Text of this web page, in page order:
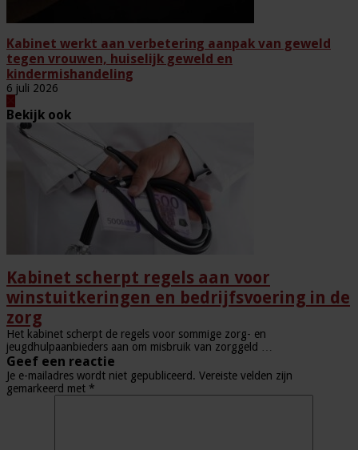
Kabinet werkt aan verbetering aanpak van geweld
tegen vrouwen, huiselijk geweld en
kindermishandeling
6 juli 2026
Bekijk ook
Kabinet scherpt regels aan voor
winstuitkeringen en bedrijfsvoering in de
zorg
Het kabinet scherpt de regels voor sommige zorg- en
jeugdhulpaanbieders aan om misbruik van zorggeld …
Geef een reactie
Je e-mailadres wordt niet gepubliceerd. Vereiste velden zijn
gemarkeerd met *